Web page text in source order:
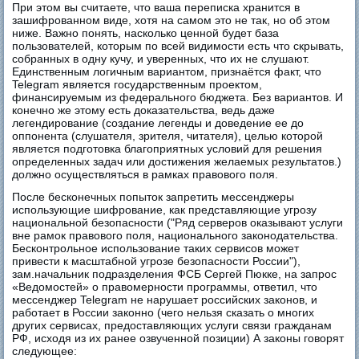
При этом вы считаете, что ваша переписка хранится в
зашифрованном виде, хотя на самом это не так, но об этом
ниже. Важно понять, насколько ценной будет база
пользователей, которым по всей видимости есть что скрывать,
собранных в одну кучу, и уверенных, что их не слушают.
Единственным логичным вариантом, признаётся факт, что
Telegram является государственным проектом,
финансируемым из федерального бюджета. Без вариантов. И
конечно же этому есть доказательства, ведь даже
легендирование (создание легенды и доведение ее до
оппонента (слушателя, зрителя, читателя), целью которой
является подготовка благоприятных условий для решения
определенных задач или достижения желаемых результатов.)
должно осуществляться в рамках правового поля.
После бесконечных попыток запретить мессенджеры
использующие шифрование, как представляющие угрозу
национальной безопасности ("Ряд серверов оказывают услуги
вне рамок правового поля, национального законодательства.
Бесконтрольное использование таких сервисов может
привести к масштабной угрозе безопасности России"),
зам.начальник подразделения ФСБ Сергей Пюкке, на запрос
«Ведомостей» о правомерности программы, ответил, что
мессенджер Telegram не нарушает российских законов, и
работает в России законно (чего нельзя сказать о многих
других сервисах, предоставляющих услуги связи гражданам
РФ, исходя из их ранее озвученной позиции) А законы говорят
следующее: